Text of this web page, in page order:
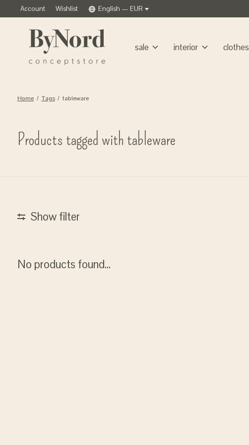
Account Wishlist English — EUR
sale interior clothes
Home / Tags / tableware
Products tagged with tableware
Show filter
No products found...